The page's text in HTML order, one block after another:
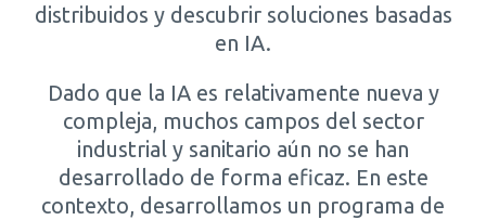
distribuidos y descubrir soluciones basadas
en IA.
Dado que la IA es relativamente nueva y
compleja, muchos campos del sector
industrial y sanitario aún no se han
desarrollado de forma eficaz. En este
contexto, desarrollamos un programa de